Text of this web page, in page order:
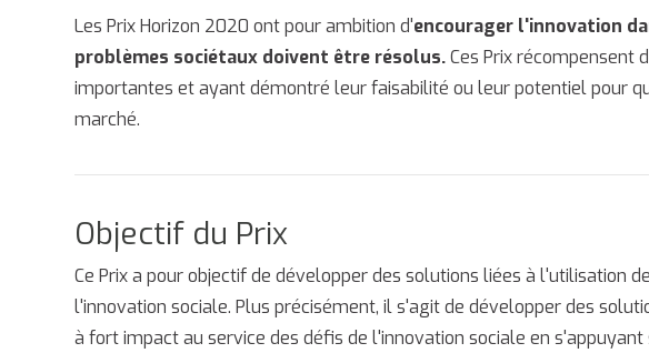
Les Prix Horizon 2020 ont pour ambition d'encourager l'innovation
problèmes sociétaux doivent être résolus.Ces Prix récompensent
importantes et ayant démontré leur faisabilité ou leur potentiel pour
marché.
Objectif du Prix
Ce Prix a pour objectif de développer des solutions liées à l'utilisation
l'innovation sociale. Plus précisément, il s'agit de développer des
à fort impact au service des défis de l'innovation sociale en